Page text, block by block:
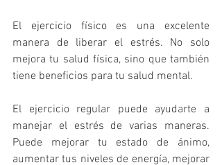
El ejercicio físico es una excelente
manera de liberar el estrés. No solo
mejora tu salud física, sino que también
tiene beneficios para tu salud mental.
El ejercicio regular puede ayudarte a
manejar el estrés de varias maneras.
Puede mejorar tu estado de ánimo,
aumentar tus niveles de energía, mejorar